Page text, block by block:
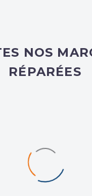
NOS
RÉPARÉES